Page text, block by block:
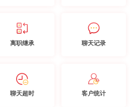
离职继承 聊天记录
聊天超时 客户统计